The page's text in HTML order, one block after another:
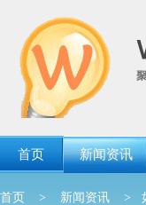
首页 新闻资讯
首页 > 新闻资讯 >